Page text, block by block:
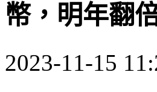
幣，明年翻
2023-11-15